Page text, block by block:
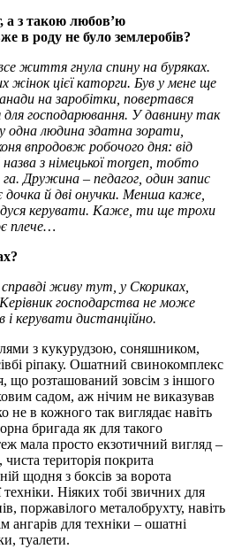
а з такою любов’ю
в роду не було землеробів?
життя гнула спину на буряках.
жінок цієї каторги. Був у мене ще
на заробітки, повертався
господарювання. У давнину так
одна людина здатна зорати,
впродовж робочого дня: від
назва з німецької morgen, тобто
Дружина – педагог, один запис
дочка й дві онучки. Менша каже,
керувати. Каже, ти ще трохи
плече…
живу тут, у Скориках,
господарства не може
керувати дистанційно.
з кукурудзою, соняшником,
ріпаку. Ошатний свинокомплекс
що розташований зовсім з іншого
садом, аж нічим не виказував
не в кожного так виглядає навіть
бригада як для такого
мала просто екзотичний вигляд –
територія покрита
щодня з боксів за ворота
Ніяких тобі звичних для
поржавілого металобрухту, навіть
для техніки – ошатні
туалети.